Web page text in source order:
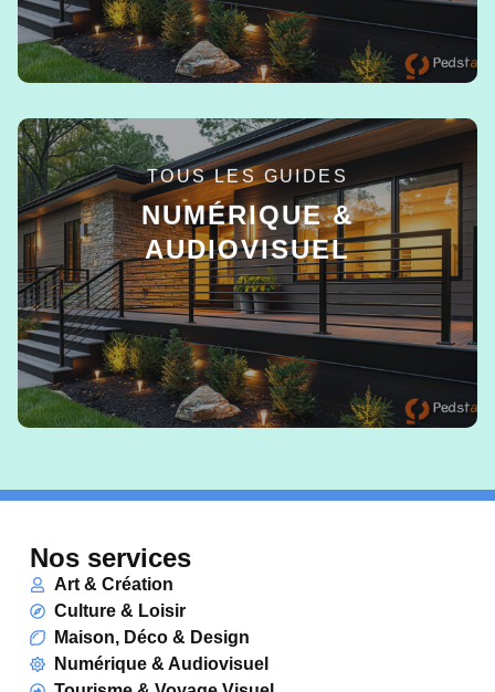
TOUS LES GUIDES
NUMÉRIQUE &
AUDIOVISUEL
EN SAVOIR +
Nos services
Art & Création
Culture & Loisir
Maison, Déco & Design
Numérique & Audiovisuel